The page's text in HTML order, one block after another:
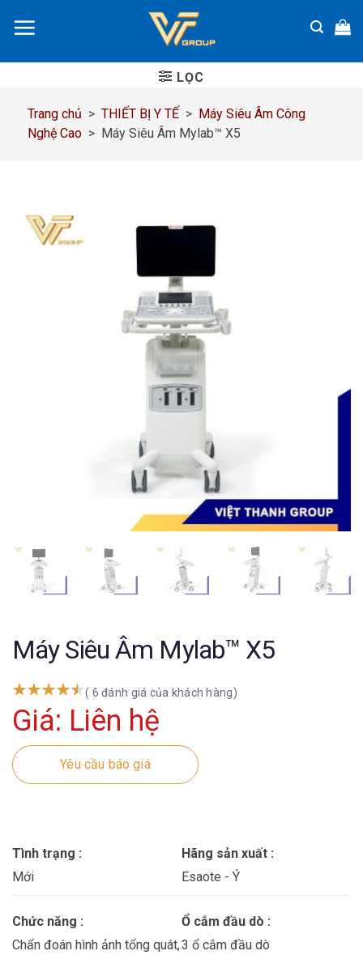
đến
dung
LỌC
Trang chủ > THIẾT BỊ Y TẾ > Máy Siêu Âm Công
Nghệ Cao > Máy Siêu Âm Mylab™ X5
Máy Siêu Âm Mylab™ X5
( 6 đánh giá của khách hàng)
Giá: Liên hệ
Yêu cầu báo giá
Tình trạng :
Mới
Hãng sản xuất :
Esaote - Ý
Chức năng :
Chẩn đoán hình ảnh tổng quát,
Ổ cắm đầu dò :
3 ổ cắm đầu dò